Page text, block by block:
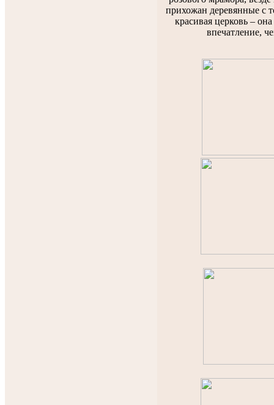
прихожан деревянные с
красивая церковь –
впечатление,